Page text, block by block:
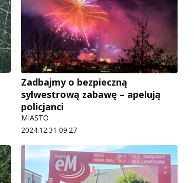
Zadbajmy o bezpieczną
sylwestrową zabawę – apelują
policjanci
MIASTO
2024.12.31 09:27